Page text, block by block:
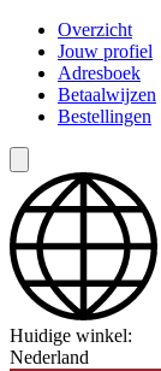
Overzicht
Jouw profiel
Adresboek
Betaalwijzen
Bestellingen
Huidige winkel:
Nederland